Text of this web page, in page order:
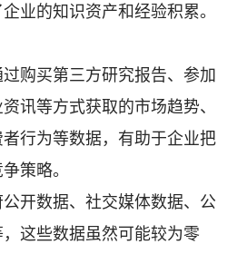
业的知识资产和经验积累。
购买第三方研究报告、参加
讯等方式获取的市场趋势、
行为等数据，有助于企业把
策略。
开数据、社交媒体数据、公
这些数据虽然可能较为零